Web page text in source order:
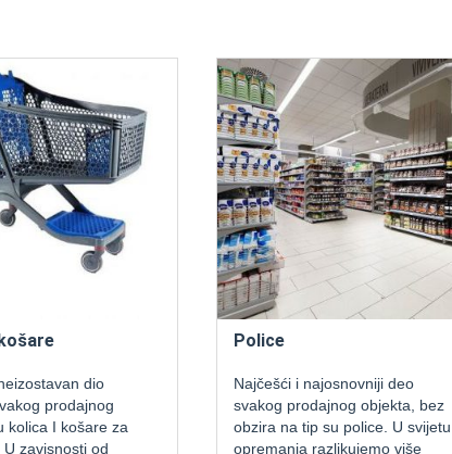
dio
prodajnog
I košare za
od
Police
Najčešći i najosnovniji deo
svakog prodajnog objekta, bez
obzira na tip su police. U svijetu
opremanja razlikujemo više